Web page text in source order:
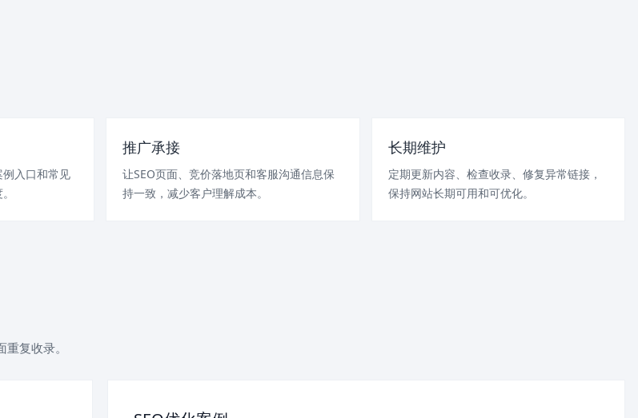
入口和常见
推广承接
让SEO页面、竞价落地页和客服沟通信息保
持一致，减少客户理解成本。
长期维护
定期更新内容、检查收录、修复异常链接，
保持网站长期可用和可优化。
复收录。